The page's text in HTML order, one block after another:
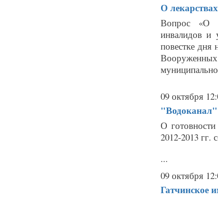
О
Вопрос «О
инвалидов и
повестке дня
09 октября
"Водоканал"
О
2012-2013 гг.
...
09 октября
Гатчинское